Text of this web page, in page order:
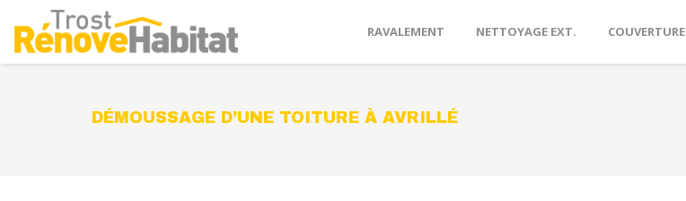
RAVALEMENT NETTOYAGE EXT. COUVERTURE
DÉMOUSSAGE D’UNE TOITURE À AVRILLÉ